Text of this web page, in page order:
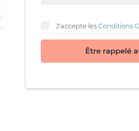
J'accepte lesConditions
Être rappelé